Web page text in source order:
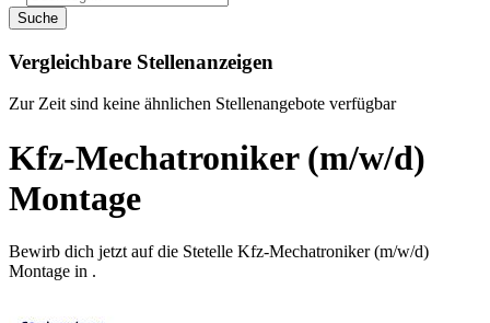
Suche
Vergleichbare Stellenanzeigen
Zur Zeit sind keine ähnlichen Stellenangebote verfügbar
Kfz-Mechatroniker (m/w/d)
Montage
Bewirb dich jetzt auf die Stetelle Kfz-Mechatroniker (m/w/d)
Montage in .